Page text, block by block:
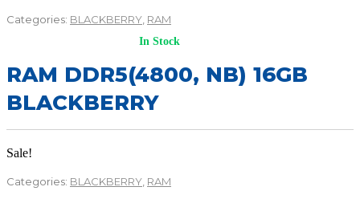
Categories: BLACKBERRY RAM
In Stock
RAM DDR5(4800, NB) 16GB
BLACKBERRY
Sale!
Categories: BLACKBERRY, RAM